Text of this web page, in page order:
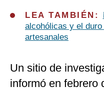
LEA TAMBIÉN:
alcohólicas y el
artesanales
Un sitio de
informó en febrero